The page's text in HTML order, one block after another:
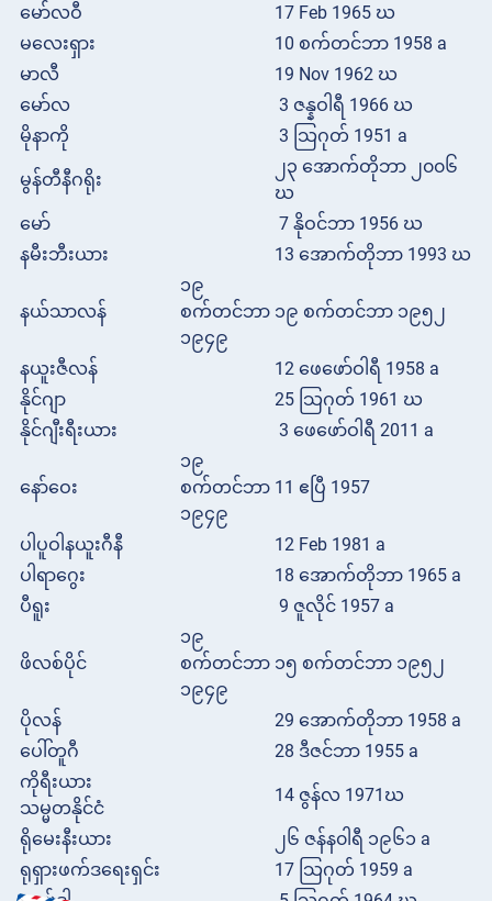
မော်လဝီ
17 Feb 1965 ဃ
မလေးရှား
10 စက်တင်ဘာ 1958 a
မာလီ
19 Nov 1962 ဃ
မော်လ
3 ဇန္နဝါရီ 1966 ဃ
မိုနာကို
3 သြဂုတ် 1951 a
မွန်တီနီဂရိုး
၂၃ အောက်တိုဘာ ၂၀၀၆
ဃ
မော်
7 နိုဝင်ဘာ 1956 ဃ
နမီးဘီးယား
13 အောက်တိုဘာ 1993 ဃ
နယ်သာလန်
၁၉
စက်တင်ဘာ
၁၉၄၉
၁၉ စက်တင်ဘာ ၁၉၅၂
နယူးဇီလန်
12 ဖေဖော်ဝါရီ 1958 a
နိုင်ဂျာ
25 သြဂုတ် 1961 ဃ
နိုင်ဂျီးရီးယား
3 ဖေဖော်ဝါရီ 2011 a
နော်ဝေး
၁၉
စက်တင်ဘာ
၁၉၄၉
11 ဧပြီ 1957
ပါပူဝါနယူးဂီနီ
12 Feb 1981 a
ပါရာဂွေး
18 အောက်တိုဘာ 1965 a
ပီရူး
9 ဇူလိုင် 1957 a
ဖိလစ်ပိုင်
၁၉
စက်တင်ဘာ
၁၉၄၉
၁၅ စက်တင်ဘာ ၁၉၅၂
ပိုလန်
29 အောက်တိုဘာ 1958 a
ပေါ်တူဂီ
28 ဒီဇင်ဘာ 1955 a
ကိုရီးယား
သမ္မတနိုင်ငံ
14 ဇွန်လ 1971ဃ
ရိုမေးနီးယား
၂၆ ဇန်န၀ါရီ ၁၉၆၁ a
ရုရှားဖက်ဒရေးရှင်း
17 သြဂုတ် 1959 a